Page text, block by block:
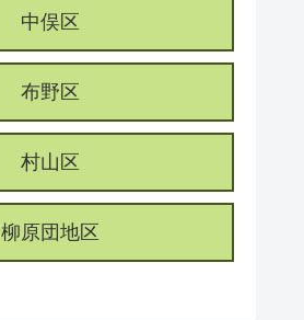
中俣区
布野区
村山区
柳原団地区